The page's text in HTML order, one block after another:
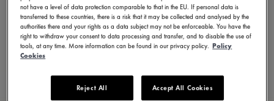
Hors taxes
NOUS CONTACTER
Disponible en 6 variations
not have a level of data protection comparable to that in the EU. If personal data is
transferred to these countries, there is a risk that it may be collected and analysed by the
authorities there and your rights as a data subject may not be enforceable. You have the
right to withdraw your consent to data processing and transfer, and to disable the use of
tools, at any time. More information can be found in our privacy policy. Policy
Cookies
Reject All Accept All Cookies